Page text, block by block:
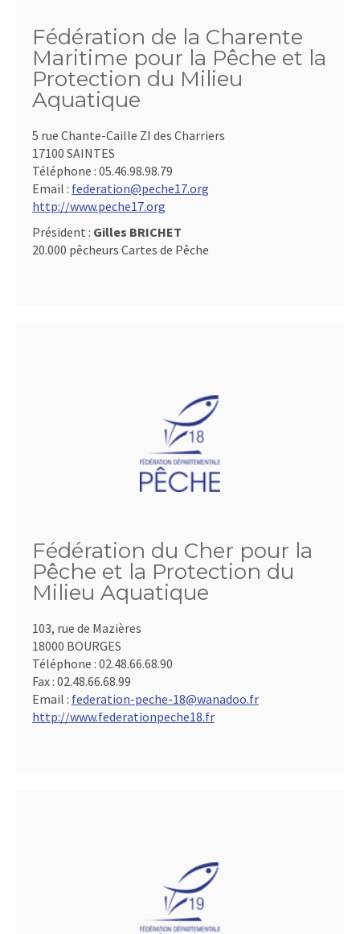
Fédération de la Charente
Maritime pour la Pêche et la
Protection du Milieu
Aquatique
5 rue Chante-Caille ZI des Charriers
17100 SAINTES
Téléphone : 05.46.98.98.79
Email : federation@peche17.org
http://www.peche17.org
Président : Gilles BRICHET
20.000 pêcheurs Cartes de Pêche
Fédération du Cher pour la
Pêche et la Protection du
Milieu Aquatique
103, rue de Mazières
18000 BOURGES
Téléphone : 02.48.66.68.90
Fax : 02.48.66.68.99
Email : federation-peche-18@wanadoo.fr
http://www.federationpeche18.fr